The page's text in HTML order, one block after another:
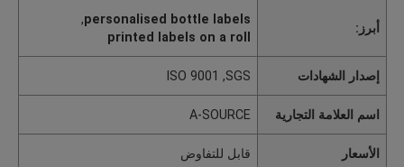
أبرز:
personalised bottle labels
,
printed labels on a roll
إصدار الشهادات ISO 9001 ,SGS
اسم العلامة التجارية A-SOURCE
الأسعار قابل للتفاوض